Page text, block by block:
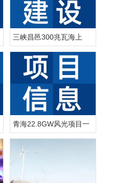
三峡昌邑300兆瓦海上
青海22.8GW风光项目一